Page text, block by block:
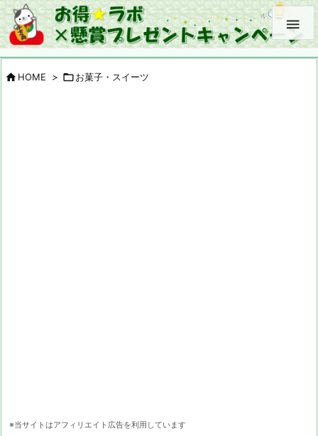

HOME > お菓子・スイーツ
※当サイトはアフィリエイト広告を利用しています